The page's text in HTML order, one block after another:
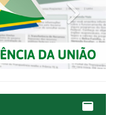
Next